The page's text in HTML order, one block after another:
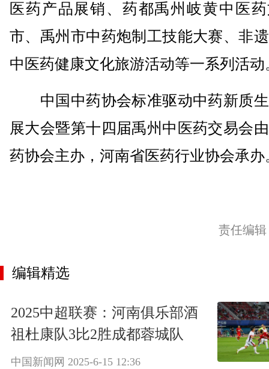
医药产品展销、药都禹州岐黄中医
市、禹州市中药炮制工技能大赛、非
中医药健康文化旅游活动等一系列活动
中国中药协会标准驱动中药新质
展大会暨第十四届禹州中医药交易会
药协会主办，河南省医药行业协会承办
责任编
编辑精选
2025中超联赛：河南俱乐部酒
祖杜康队3比2胜成都蓉城队
中国新闻网 2025-6-15 12:36